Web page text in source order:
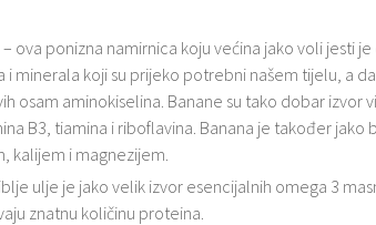
– ova ponizna namirnica koju većina jako voli jesti
i minerala koji su prijeko potrebni našem tijelu, a
osam aminokiselina. Banane su tako dobar izvor
B3, tiamina i riboflavina. Banana je također jako
kalijem i magnezijem.
ulje je jako velik izvor esencijalnih omega 3
znatnu količinu proteina.